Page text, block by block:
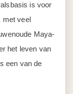
is voor
met veel
Maya-
het leven van
een van de